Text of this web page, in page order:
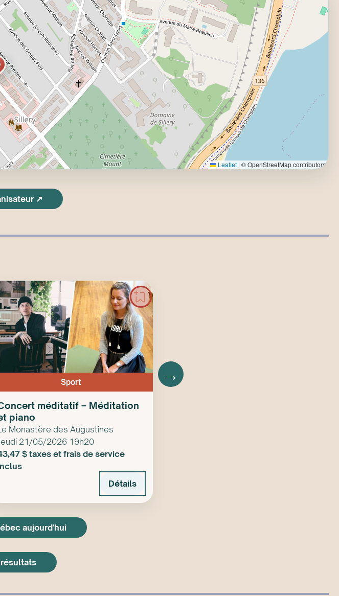
Leaflet | © OpenStreetMap contributors
↗
Sport
méditatif – Méditation
piano
Monastère des Augustines
21/05/2026 19h20
$ taxes et frais de service
Détails
→
aujourd'hui